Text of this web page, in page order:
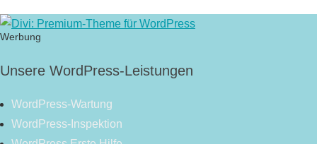
Werbung
Unsere WordPress-Leistungen
WordPress-Wartung
WordPress-Inspektion